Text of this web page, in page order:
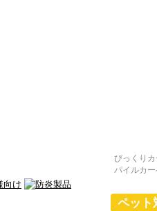
びっくりカ
パイルカ
ペット